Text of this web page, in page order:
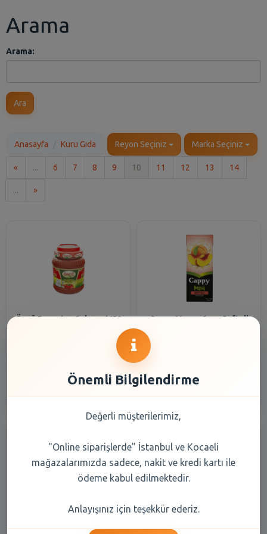
Arama
Arama:
Ara
Anasayfa Kuru Gıda Reyon Seçiniz Marka Seçiniz
« ... 6 7 8 9 10 11 12 13 14
... »Son
Öncü Domates Salçası 1650
Cappy Meyve Suyu Şeftali
6x330 ml
Önemli Bilgilendirme
Değerli müşterilerimiz,
"Online siparişlerde" İstanbul ve Kocaeli
mağazalarımızda sadece, nakit ve kredi kartı ile
ödeme kabul edilmektedir.
Anlayışınız için teşekkür ederiz.